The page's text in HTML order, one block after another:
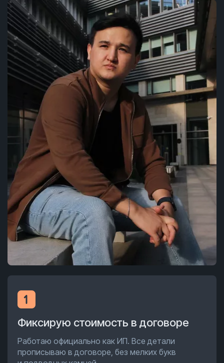
Фиксирую стоимость в договоре
Работаю официально как ИП. Все детали
прописываю в договоре, без мелких букв